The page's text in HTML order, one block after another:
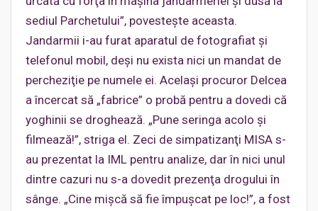
sediul Parchetului”, povesteşte aceasta.
Jandarmii i-au furat aparatul de fotografiat şi
telefonul mobil, deşi nu exista nici un mandat de
percheziţie pe numele ei. Acelaşi procuror Delcea
a încercat să „fabrice” o probă pentru a dovedi că
yoghinii se droghează. „Pune seringa acolo şi
filmează!”, striga el. Zeci de simpatizanţi MISA s-
au prezentat la IML pentru analize, dar în nici unul
dintre cazuri nu s-a dovedit prezenţa drogului în
sânge. „Cine mişcă să fie împuşcat pe loc!”, a fost